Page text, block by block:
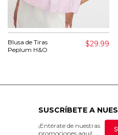
Blusa de Tiras
Peplum H&O
$29.99
SUSCRÍBETE A
¡Entérate de nuestras
promociones aquí!